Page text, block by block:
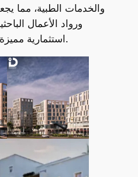
والخدمات الطبية، مما
ورواد الأعمال
استثمارية مميزة في قلب مدينة 6 أكتوبر.